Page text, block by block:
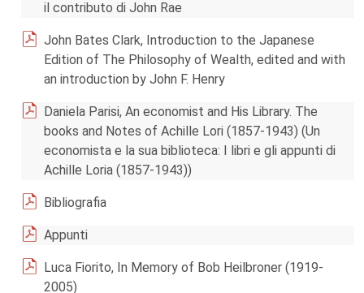
il contributo di John Rae
John Bates Clark, Introduction to the Japanese
Edition of The Philosophy of Wealth, edited and with
an introduction by John F. Henry
Daniela Parisi, An economist and His Library. The
books and Notes of Achille Lori (1857-1943) (Un
economista e la sua biblioteca: I libri e gli appunti di
Achille Loria (1857-1943))
Bibliografia
Appunti
Luca Fiorito, In Memory of Bob Heilbroner (1919-
2005)